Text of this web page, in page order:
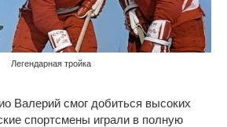
Легендарная тройка
Валерий смог добиться высоких
спортсмены играли в полную